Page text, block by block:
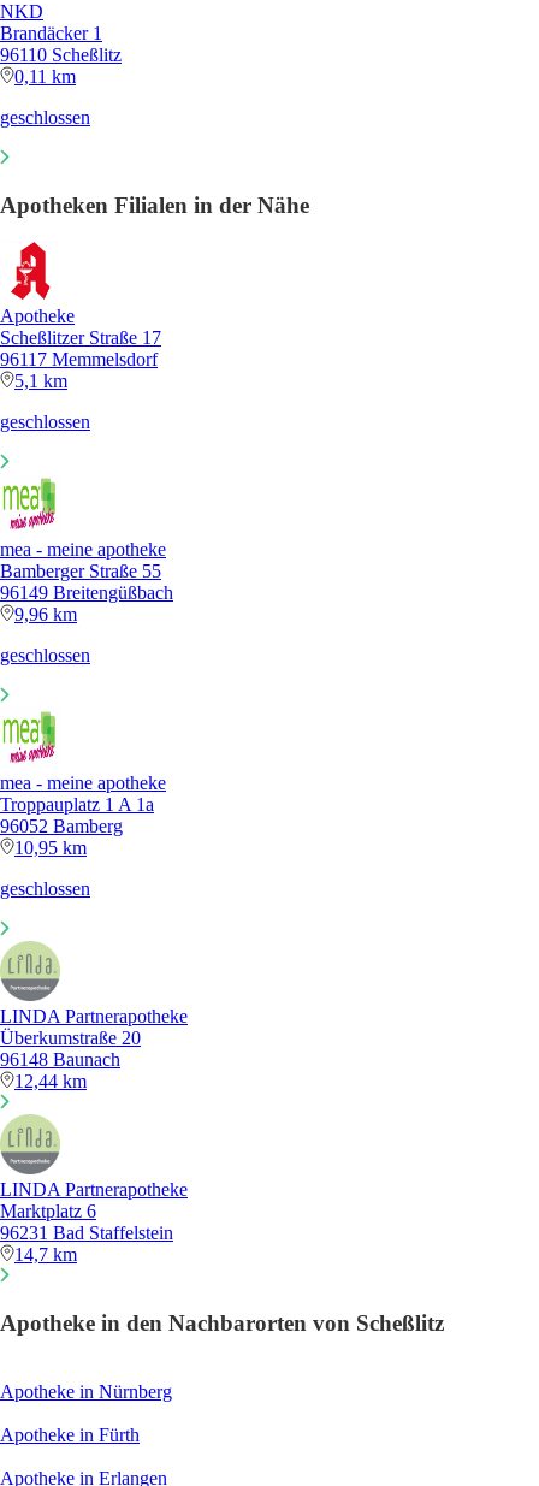
NKD
Brandäcker 1
96110 Scheßlitz
0,11 km
geschlossen
Apotheken Filialen in der Nähe
Apotheke
Scheßlitzer Straße 17
96117 Memmelsdorf
5,1 km
geschlossen
mea - meine apotheke
Bamberger Straße 55
96149 Breitengüßbach
9,96 km
geschlossen
mea - meine apotheke
Troppauplatz 1 A 1a
96052 Bamberg
10,95 km
geschlossen
LINDA Partnerapotheke
Überkumstraße 20
96148 Baunach
12,44 km
LINDA Partnerapotheke
Marktplatz 6
96231 Bad Staffelstein
14,7 km
Apotheke in den Nachbarorten von Scheßlitz
Apotheke in Nürnberg
Apotheke in Fürth
Apotheke in Erlangen